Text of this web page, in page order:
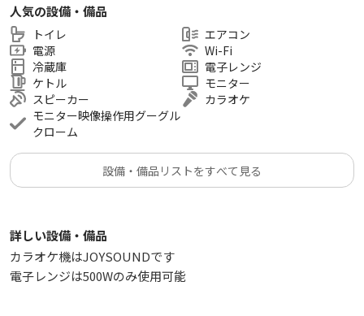
・レンタル料金
1時間￥3500（最低利用時間2時間～）
・設備
カラオケ （JOYSOUND）
トイレ・エアコンあり
・アクセス
池袋駅東口から徒歩10分の距離にあります。
１～8名
人気の設備・備品
トイレ
電源
冷蔵庫
ケトル
スピーカー
モニター映像操作用グーグル
クローム
エアコン
Wi-Fi
電子レンジ
モニター
カラオケ
設備・備品リストをすべて見る
詳しい設備・備品
カラオケ機はJOYSOUNDです
電子レンジは500Wのみ使用可能